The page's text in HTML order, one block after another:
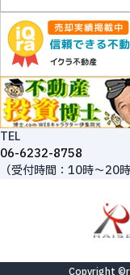
TEL
06-6232-8758
（受付時間：10時～20
Copyright